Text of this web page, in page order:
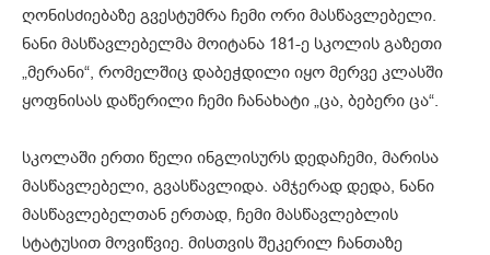
ღონისძიებაზე გვესტუმრა ჩემი ორი მასწავლებელი.
ნანი მასწავლებელმა მოიტანა 181-ე სკოლის გაზეთი
„მერანი“, რომელშიც დაბეჭდილი იყო მერვე კლასში
ყოფნისას დაწერილი ჩემი ჩანახატი „ცა, ბებერი ცა“.
სკოლაში ერთი წელი ინგლისურს დედაჩემი, მარისა
მასწავლებელი, გვასწავლიდა. ამჯერად დედა, ნანი
მასწავლებელთან ერთად, ჩემი მასწავლებლის
სტატუსით მოვიწვიე. მისთვის შეკერილ ჩანთაზე